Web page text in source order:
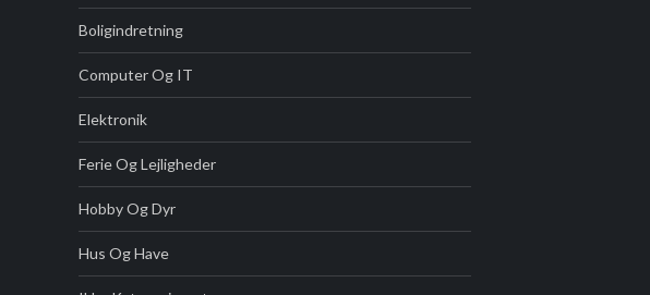
Boligindretning
Computer Og IT
Elektronik
Ferie Og Lejligheder
Hobby Og Dyr
Hus Og Have